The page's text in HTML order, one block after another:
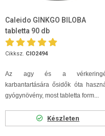
Caleido GINKGO BILOBA
tabletta 90 db
Cikksz. CIO2494
Az agy és a
karbantartására ősidők óta
gyógynövény, most tabletta form...
Készleten